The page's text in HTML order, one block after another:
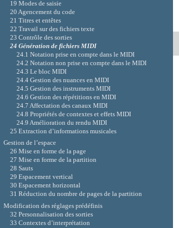
19 Modes de saisie
20 Agencement du code
21 Titres et entêtes
22 Travail sur des fichiers texte
23 Contrôle des sorties
24 Génération de fichiers MIDI
24.1 Notation prise en compte dans le MIDI
24.2 Notation non prise en compte dans le MIDI
24.3 Le bloc MIDI
24.4 Gestion des nuances en MIDI
24.5 Gestion des instruments MIDI
24.6 Gestion des répétitions en MIDI
24.7 Affectation des canaux MIDI
24.8 Propriétés de contextes et effets MIDI
24.9 Amélioration du rendu MIDI
25 Extraction d’informations musicales
Gestion de l’espace
26 Mise en forme de la page
27 Mise en forme de la partition
28 Sauts
29 Espacement vertical
30 Espacement horizontal
31 Réduction du nombre de pages de la partition
Modification des réglages prédéfinis
32 Personnalisation des sorties
33 Contextes d’interprétation